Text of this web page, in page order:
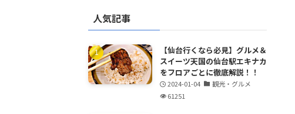
人気記事
【仙台行くなら必見】グルメ＆
スイーツ天国の仙台駅エキナカ
をフロアごとに徹底解説！！
2024-01-04
観光・グルメ
61251